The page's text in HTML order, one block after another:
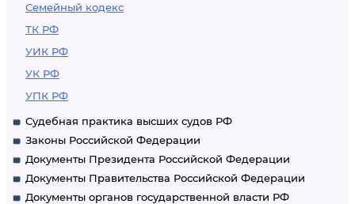
Семейный кодекс
ТК РФ
УИК РФ
УК РФ
УПК РФ
Судебная практика высших судов РФ
Законы Российской Федерации
Документы Президента Российской Федерации
Документы Правительства Российской Федерации
Документы органов государственной власти РФ